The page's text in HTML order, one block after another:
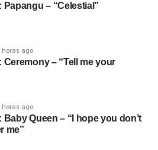
Papangu – “Celestial”
horas ago
Ceremony – “Tell me your
horas ago
Baby Queen – “I hope you don’t
me”